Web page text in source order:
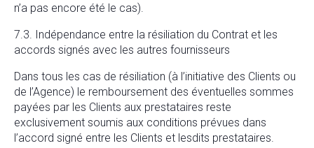
n’a pas encore été le cas).
7.3. Indépendance entre la résiliation du Contrat et les
accords signés avec les autres fournisseurs
Dans tous les cas de résiliation (à l’initiative des Clients ou
de l’Agence) le remboursement des éventuelles sommes
payées par les Clients aux prestataires reste
exclusivement soumis aux conditions prévues dans
l’accord signé entre les Clients et lesdits prestataires.